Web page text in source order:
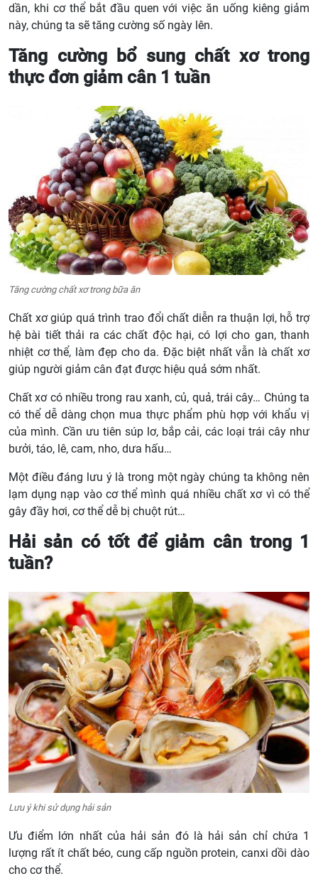
dần, khi cơ thể bắt đầu quen với việc ăn uống kiêng giảm
này, chúng ta sẽ tăng cường số ngày lên.
Tăng cường bổ sung chất xơ trong
thực đơn giảm cân 1 tuần
Tăng cường chất xơ trong bữa ăn
Chất xơ giúp quá trình trao đổi chất diễn ra thuận lợi, hỗ trợ
hệ bài tiết thải ra các chất độc hại, có lợi cho gan, thanh
nhiệt cơ thể, làm đẹp cho da. Đặc biệt nhất vẫn là chất xơ
giúp người giảm cân đạt được hiệu quả sớm nhất.
Chất xơ có nhiều trong rau xanh, củ, quả, trái cây… Chúng ta
có thể dễ dàng chọn mua thực phẩm phù hợp với khẩu vị
của mình. Cần ưu tiên súp lơ, bắp cải, các loại trái cây như
bưởi, táo, lê, cam, nho, dưa hấu…
Một điều đáng lưu ý là trong một ngày chúng ta không nên
lạm dụng nạp vào cơ thể mình quá nhiều chất xơ vì có thể
gây đầy hơi, cơ thể dễ bị chuột rút…
Hải sản có tốt để giảm cân trong 1
tuần?
Lưu ý khi sử dụng hải sản
Ưu điểm lớn nhất của hải sản đó là hải sản chỉ chứa 1
lượng rất ít chất béo, cung cấp nguồn protein, canxi dồi dào
cho cơ thể.